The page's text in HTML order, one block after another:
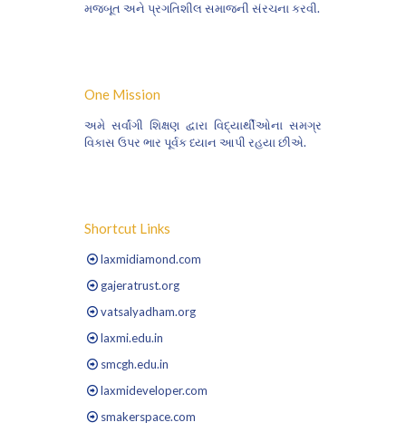
મજબૂત અને પ્રગતિશીલ સમાજની સંરચના કરવી.
One Mission
અમે સર્વાંગી શિક્ષણ દ્વારા વિદ્યાર્થીઓના સમગ્ર
વિકાસ ઉપર ભાર પૂર્વક ધ્યાન આપી રહયા છીએ.
Shortcut Links
laxmidiamond.com
gajeratrust.org
vatsalyadham.org
laxmi.edu.in
smcgh.edu.in
laxmideveloper.com
smakerspace.com